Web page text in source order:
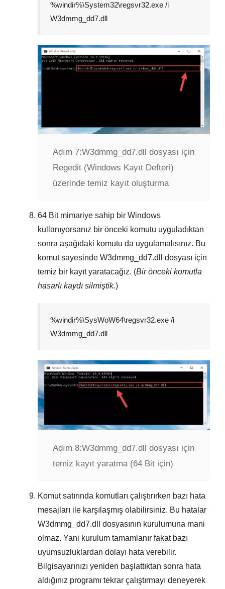
%windir%\System32\regsvr32.exe /i
W3dmmg_dd7.dll
Adım 7:W3dmmg_dd7.dll dosyası için
Regedit (Windows Kayıt Defteri)
üzerinde temiz kayıt oluşturma
64 Bitmimariye sahip bir Windows
kullanıyorsanız bir önceki komutu uyguladıktan
sonra aşağıdaki komutu da uygulamalısınız. Bu
komut sayesinde W3dmmg_dd7.dll
dosyası için
temiz bir kayıt yaratacağız. (Bir önceki komutla
hasarlı kaydı silmiştik.)
%windir%\SysWoW64\regsvr32.exe /i
W3dmmg_dd7.dll
Adım 8:W3dmmg_dd7.dll dosyası için
temiz kayıt yaratma (64 Bit için)
Komut satırında komutları çalıştırırken bazı hata
mesajları ile karşılaşmış olabilirsiniz. Bu hatalar
W3dmmg_dd7.dll
dosyasının kurulumuna mani
olmaz. Yani kurulum tamamlanır fakat bazı
uyumsuzluklardan dolayı hata verebilir.
Bilgisayarınızı yeniden başlattıktan sonra hata
aldığınız programı tekrar çalıştırmayı deneyerek